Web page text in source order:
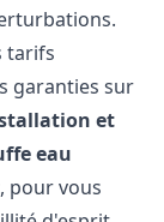
tarifs
garanties sur
et
eau
, pour vous